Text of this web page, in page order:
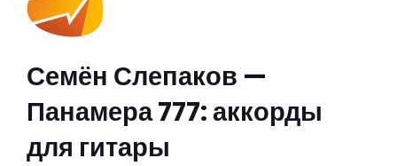
Семён Слепаков —
Панамера 777: аккорды
для гитары